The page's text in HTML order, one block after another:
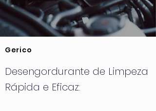
Gerico
Desengordurante de Limpeza
Rápida e Eficaz: